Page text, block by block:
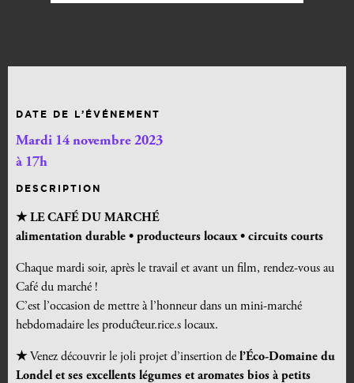
DATE DE L’ÉVÉNEMENT
Mardi 14 novembre 2023
à 17h
DESCRIPTION
★ LE CAFÉ DU MARCHÉ
alimentation durable • producteurs locaux • circuits courts
Chaque mardi soir, après le travail et avant un film, rendez-vous au
Café du marché !
C’est l’occasion de mettre à l’honneur dans un mini-marché
hebdomadaire les producteur.rice.s locaux.
★ Venez découvrir le joli projet d’insertion de l’Éco-Domaine du
Londel et ses excellents légumes et aromates bios à petits